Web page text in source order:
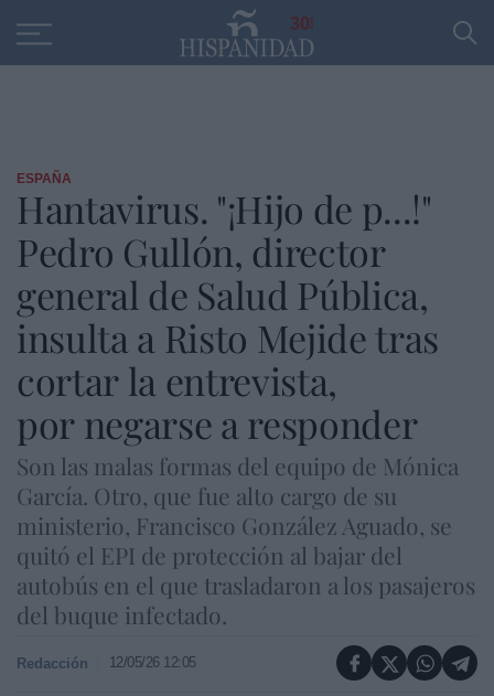
30
ESPAÑA
Hantavirus. "¡Hijo de p...!"
Pedro Gullón, director
general de Salud Pública,
insulta a Risto Mejide tras
cortar la entrevista,
por negarse a responder
Son las malas formas del equipo de Mónica
García. Otro, que fue alto cargo de su
ministerio, Francisco González Aguado, se
quitó el EPI de protección al bajar del
autobús en el que trasladaron a los pasajeros
del buque infectado.
Redacción 12/05/26 12:05